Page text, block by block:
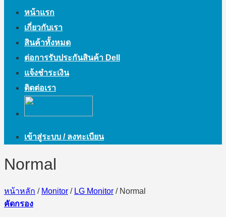
หน้าแรก
เกี่ยวกับเรา
สินค้าทั้งหมด
ต่อการรับประกันสินค้า Dell
แจ้งชำระเงิน
ติดต่อเรา
เข้าสู่ระบบ / ลงทะเบียน
Normal
หน้าหลัก / Monitor / LG Monitor /Normal
คัดกรอง